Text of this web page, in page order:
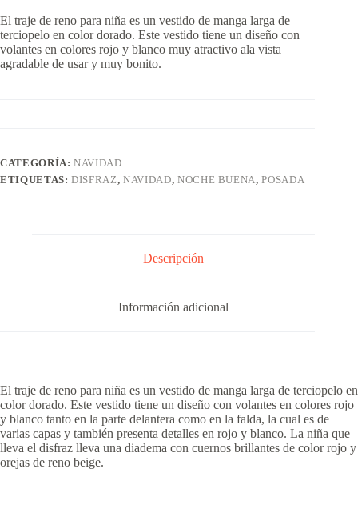
El traje de reno para niña es un vestido de manga larga de
terciopelo en color dorado. Este vestido tiene un diseño con
volantes en colores rojo y blanco muy atractivo ala vista
agradable de usar y muy bonito.
CATEGORÍA:NAVIDAD
ETIQUETAS:DISFRAZ,NAVIDAD, NOCHE BUENA,POSADA
Descripción
Información adicional
El traje de reno para niña es un vestido de manga larga de terciopelo en
color dorado. Este vestido tiene un diseño con volantes en colores rojo
y blanco tanto en la parte delantera como en la falda, la cual es de
varias capas y también presenta detalles en rojo y blanco. La niña que
lleva el disfraz lleva una diadema con cuernos brillantes de color rojo y
orejas de reno beige.